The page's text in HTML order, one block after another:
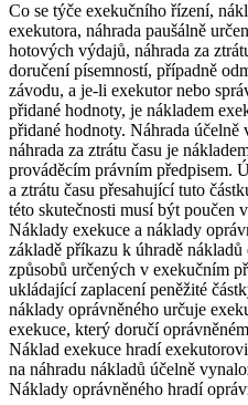
Co se týče exekučního řízení,
exekutora, náhrada paušálně
hotových výdajů, náhrada za
doručení písemností, případně
závodu, a je-li exekutor nebo
přidané hodnoty, je nákladem
přidané hodnoty. Náhrada
náhrada za ztrátu času je
prováděcím právním předpisem.
a ztrátu času přesahující tuto
této skutečnosti musí být poučen
Náklady exekuce a náklady
základě příkazu k úhradě
způsobů určených v exekučním
ukládající zaplacení peněžité
náklady oprávněného určuje
exekuce, který doručí
Náklad exekuce hradí
na náhradu nákladů účelně
Náklady oprávněného hradí